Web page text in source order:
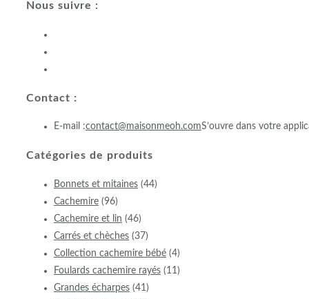
Nous suivre :
Contact :
E-mail :contact@maisonmeoh.comS’ouvre dans votre
Catégories de produits
Bonnets et mitaines (44)
Cachemire (96)
Cachemire et lin (46)
Carrés et chèches (37)
Collection cachemire bébé (4)
Foulards cachemire rayés (11)
Grandes écharpes (41)